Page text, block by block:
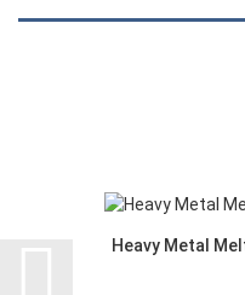
Heavy Metal